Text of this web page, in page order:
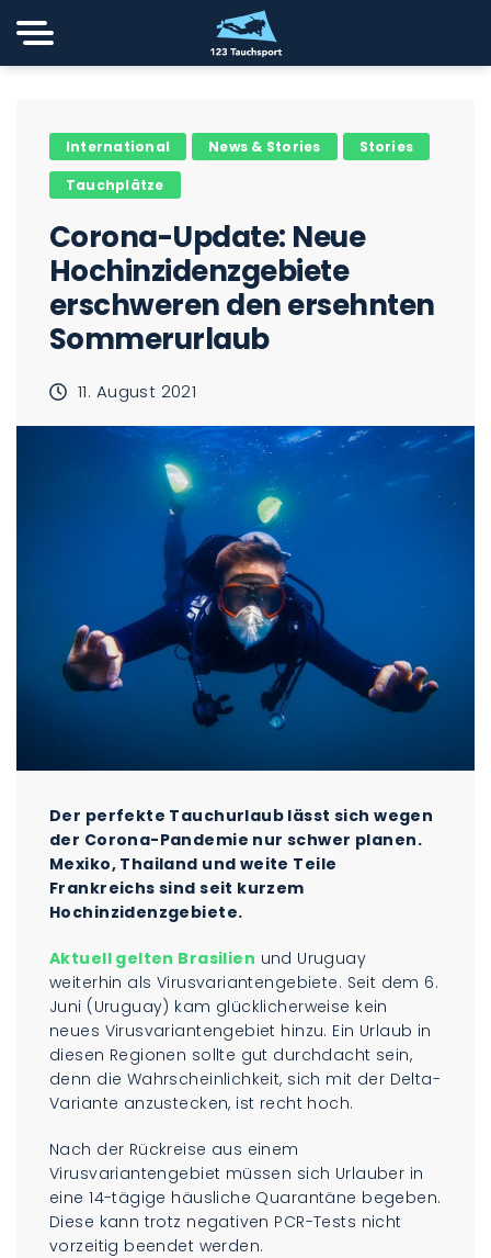
International News & Stories Stories
Tauchplätze
Corona-Update: Neue
Hochinzidenzgebiete
erschweren den ersehnten
Sommerurlaub
11. August 2021
Der perfekte Tauchurlaub lässt sich wegen
der Corona-Pandemie nur schwer planen.
Mexiko, Thailand und weite Teile
Frankreichs sind seit kurzem
Hochinzidenzgebiete.
Aktuell gelten Brasilien und Uruguay
weiterhin als Virusvariantengebiete. Seit dem 6.
Juni (Uruguay) kam glücklicherweise kein
neues Virusvariantengebiet hinzu. Ein Urlaub in
diesen Regionen sollte gut durchdacht sein,
denn die Wahrscheinlichkeit, sich mit der Delta-
Variante anzustecken, ist recht hoch.
Nach der Rückreise aus einem
Virusvariantengebiet müssen sich Urlauber in
eine 14-tägige häusliche Quarantäne begeben.
Diese kann trotz negativen PCR-Tests nicht
vorzeitig beendet werden.